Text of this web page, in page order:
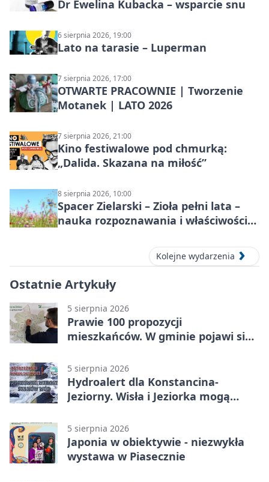
Dr Ewelina Kubacka – wsparcie snu
6 sierpnia 2026, 19:00
Lato na tarasie – Luperman
7 sierpnia 2026, 17:00
OTWARTE PRACOWNIE | Tworzenie
Motanek | LATO 2026
7 sierpnia 2026, 21:00
Kino festiwalowe pod chmurką:
„Dalida. Skazana na miłość”
8 sierpnia 2026, 10:00
Spacer Zielarski – Zioła pełni lata –
nauka rozpoznawania i właściwości
Kolejne wydarzenia
Ostatnie Artykuły
5 sierpnia 2026
Prawie 100 propozycji
mieszkańców. W gminie pojawi się
5 sierpnia 2026
Hydroalert dla Konstancina-
Jeziorny. Wisła i Jeziorka mogą
5 sierpnia 2026
Japonia w obiektywie - niezwykła
wystawa w Piasecznie